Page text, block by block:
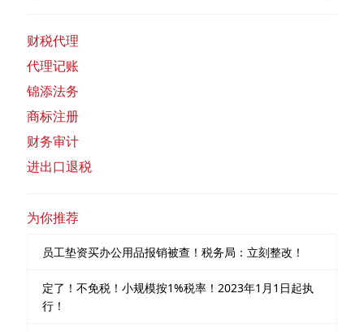
财税代理
代理记账
锦添法务
商标注册
财务审计
进出口退税
为你推荐
员工垫资买办公用品报销被查！税务局：立刻整改！
定了！不免税！小规模按1%税率！2023年1月1日起执
行！